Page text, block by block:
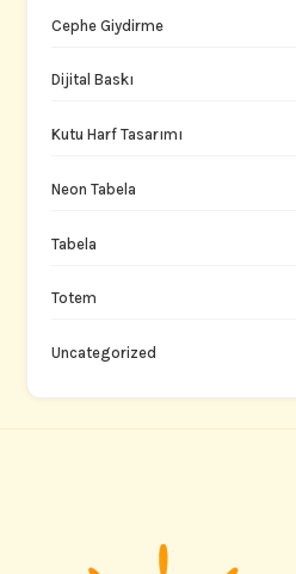
Cephe Giydirme
Dijital Baskı
Kutu Harf Tasarımı
Neon Tabela
Tabela
Totem
Uncategorized